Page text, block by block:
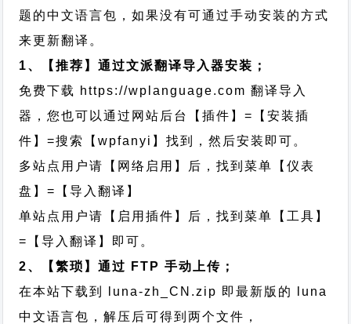
题的中文语言包，如果没有可通过手动安装的方式
来更新翻译。
1、【推荐】通过文派翻译导入器安装；
免费下载 https://wplanguage.com 翻译导入
器，您也可以通过网站后台【插件】=【安装插
件】=搜索【wpfanyi】找到，然后安装即可。
多站点用户请【网络启用】后，找到菜单【仪表
盘】=【导入翻译】
单站点用户请【启用插件】后，找到菜单【工具】
=【导入翻译】即可。
2、【繁琐】通过 FTP 手动上传；
在本站下载到
luna-zh_CN.zip 即最新版的 luna
中文语言包，解压后可得到两个文件，